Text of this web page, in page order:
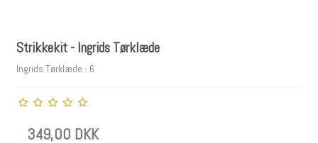
Strikkekit - Ingrids Tørklæde
Ingrids Tørklæde - 6
349,00 DKK